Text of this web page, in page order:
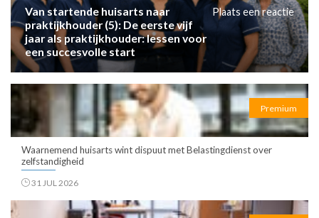
Van startende huisarts naar
praktijkhouder (5): De eerste vijf
jaar als praktijkhouder: lessen voor
een succesvolle start
Plaats een reactie
Premium
Waarnemend huisarts wint dispuut met Belastingdienst over
zelfstandigheid
31 JUL 2026